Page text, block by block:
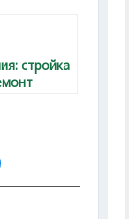
стройка